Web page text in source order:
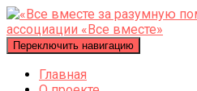
Переключить навигацию
Главная